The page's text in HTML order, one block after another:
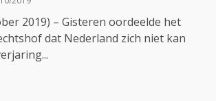
2019) – Gisteren oordeelde het
dat Nederland zich niet kan